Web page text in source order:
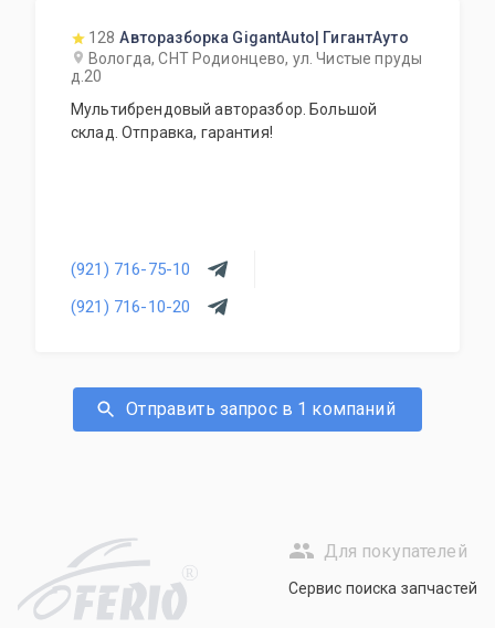
128 Авторазборка GigantAuto| ГигантАуто
Вологда, СНТ Родионцево, ул. Чистые пруды
д.20
Мультибрендовый авторазбор. Большой
склад. Отправка, гарантия!
(921) 716-75-10
(921) 716-10-20
Отправить запрос в 1 компаний
R
Для покупателей
Сервис поиска запчастей